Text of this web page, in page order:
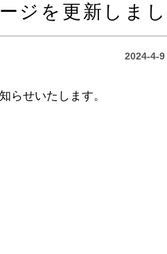
ジを更新しま
2024-4-9
らせいたします。